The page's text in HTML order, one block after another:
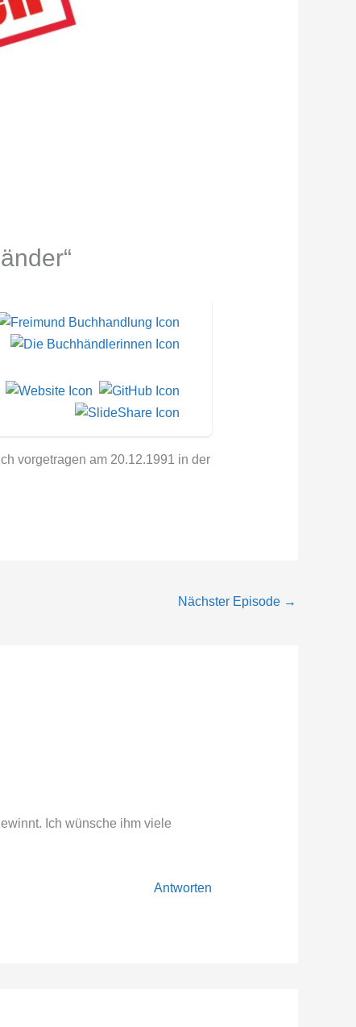
vorgetragen am 20.12.1991 in der
Nächster Episode →
Ich wünsche ihm viele
Antworten